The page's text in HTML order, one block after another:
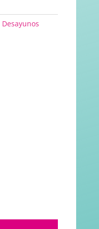
Desayunos